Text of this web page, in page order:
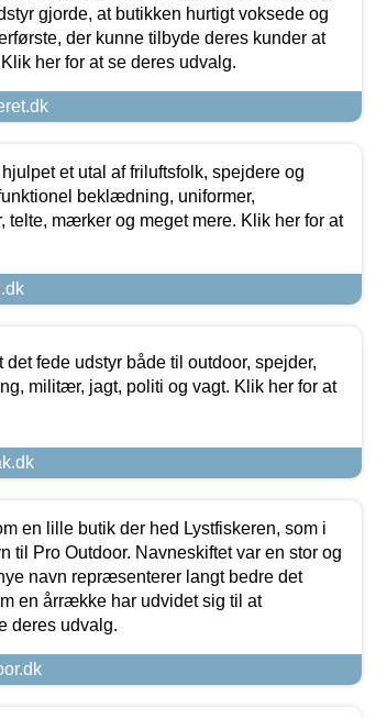
gjorde, at butikken hurtigt voksede og
der kunne tilbyde deres kunder at
her for at se deres udvalg.
et utal af friluftsfolk, spejdere og
beklædning, uniformer,
telte, mærker og meget mere. Klik her for at
fede udstyr både til outdoor, spejder,
militær, jagt, politi og vagt. Klik her for at
en lille butik der hed Lystfiskeren, som i
til Pro Outdoor. Navneskiftet var en stor og
navn repræsenterer langt bedre det
en årrække har udvidet sig til at
deres udvalg.